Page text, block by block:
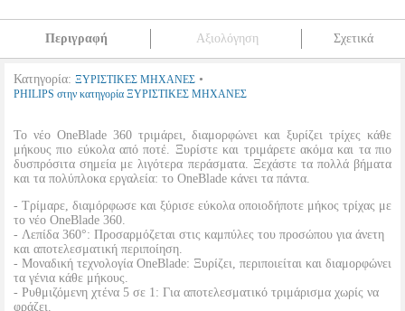
Περιγραφή Αξιολόγηση Σχετικά
Κατηγορία: ΞΥΡΙΣΤΙΚΕΣ ΜΗΧΑΝΕΣ •
PHILIPS στην κατηγορία ΞΥΡΙΣΤΙΚΕΣ ΜΗΧΑΝΕΣ
Το νέο OneBlade 360 τριμάρει, διαμορφώνει και ξυρίζει τρίχες κάθε
μήκους πιο εύκολα από ποτέ. Ξυρίστε και τριμάρετε ακόμα και τα πιο
δυσπρόσιτα σημεία με λιγότερα περάσματα. Ξεχάστε τα πολλά βήματα
και τα πολύπλοκα εργαλεία: το OneBlade κάνει τα πάντα.
- Τρίμαρε, διαμόρφωσε και ξύρισε εύκολα οποιοδήποτε μήκος τρίχας με
το νέο OneBlade 360.
- Λεπίδα 360°: Προσαρμόζεται στις καμπύλες του προσώπου για άνετη
και αποτελεσματική περιποίηση.
- Μοναδική τεχνολογία OneBlade: Ξυρίζει, περιποιείται και διαμορφώνει
τα γένια κάθε μήκους.
- Ρυθμιζόμενη χτένα 5 σε 1: Για αποτελεσματικό τριμάρισμα χωρίς να
φράζει.